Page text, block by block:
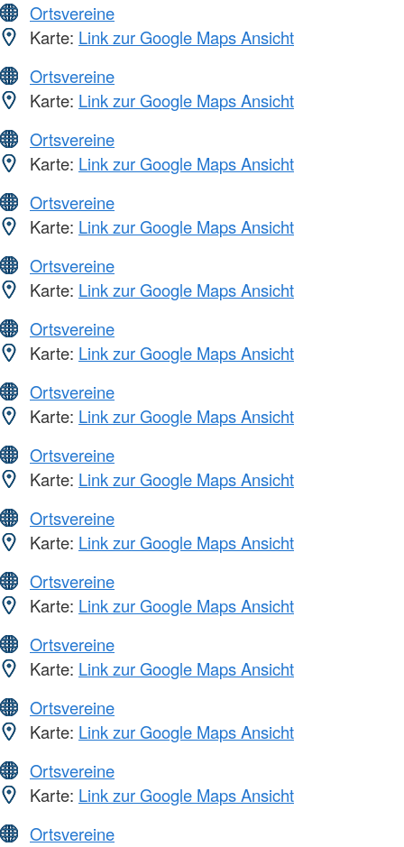
Ortsvereine
Karte: Link zur Google Maps Ansicht
Ortsvereine
Karte: Link zur Google Maps Ansicht
Ortsvereine
Karte: Link zur Google Maps Ansicht
Ortsvereine
Karte: Link zur Google Maps Ansicht
Ortsvereine
Karte: Link zur Google Maps Ansicht
Ortsvereine
Karte: Link zur Google Maps Ansicht
Ortsvereine
Karte: Link zur Google Maps Ansicht
Ortsvereine
Karte: Link zur Google Maps Ansicht
Ortsvereine
Karte: Link zur Google Maps Ansicht
Ortsvereine
Karte: Link zur Google Maps Ansicht
Ortsvereine
Karte: Link zur Google Maps Ansicht
Ortsvereine
Karte: Link zur Google Maps Ansicht
Ortsvereine
Karte: Link zur Google Maps Ansicht
Ortsvereine